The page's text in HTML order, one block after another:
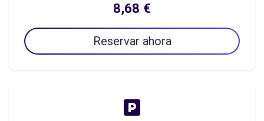
8,68 €
Reservar ahora